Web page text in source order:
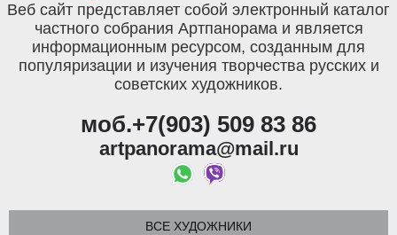
Веб сайт представляет собой электронный каталог
частного собрания Артпанорама и является
информационным ресурсом, созданным для
популяризации и изучения творчества русских и
советских художников.
моб.+7(903) 509 83 86
artpanorama@mail.ru
ВСЕ ХУДОЖНИКИ